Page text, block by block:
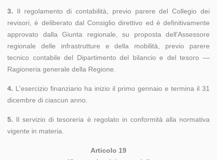
3. Il regolamento di contabilità, previo parere del Collegio dei
revisori, è deliberato dal Consiglio direttivo ed è definitivamente
approvato dalla Giunta regionale, su proposta dell'Assessore
regionale delle infrastrutture e della mobilità, previo parere
tecnico contabile del Dipartimento del bilancio e del tesoro —
Ragioneria generale della Regione.
4. L'esercizio finanziario ha inizio il primo gennaio e termina il 31
dicembre di ciascun anno.
5. Il servizio di tesoreria è regolato in conformità alla normativa
vigente in materia.
Articolo 19